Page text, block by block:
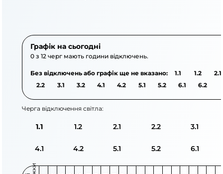
Графік на сьогодні
0 з 12 черг мають години відключень.
Без відключень або графік ще не вказано: 1.1 1.2
2.1
2.2
3.1 3.2 4.1 4.2 5.1 5.2 6.1 6.2
Черга відключення світла:
1.1 1.2 2.1 2.2 3.1
4.1 4.2 5.1 5.2 6.1